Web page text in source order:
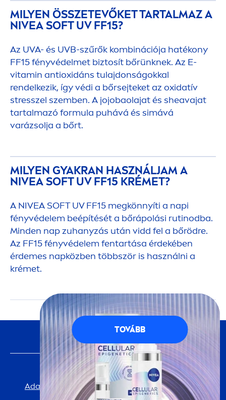
MILYEN ÖSSZETEVŐKET TARTALMAZ A
NIVEASOFT UV FF15?
Az UVA- és UVB-szűrők kombinációja hatékony
FF15 fényvédelmet biztosít bőrünknek. Az E-
vitamin antioxidáns tulajdonságokkal
rendelkezik, így védi a bőrsejteket az oxidatív
stresszel szemben. A jojobaolajat és sheavajat
tartalmazó formula puhává és simává
varázsolja a bőrt.
MILYEN GYAKRAN HASZNÁLJAM A
NIVEASOFT UV FF15 KRÉMET?
A NIVEASOFT UV FF15 megkönnyíti a napi
fényvédelem beépítését a bőrápolási rutinodba.
Minden nap zuhanyzás után vidd fel a bőrödre.
Az FF15 fényvédelem fentartása érdekében
érdemes napközben többször is használni a
krémet.
FONTOS INFORMÁCIÓ
Adatvédelmi Tájékoztató
Cookie-beállítások
KÖVESS MINKET
TOVÁBB